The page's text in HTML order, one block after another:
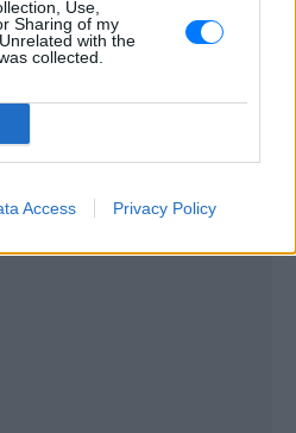
Use,
Sharing of my
with the
collected.
Access Privacy Policy